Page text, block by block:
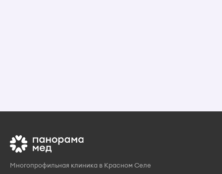
Многопрофильная клиника в Красном Селе